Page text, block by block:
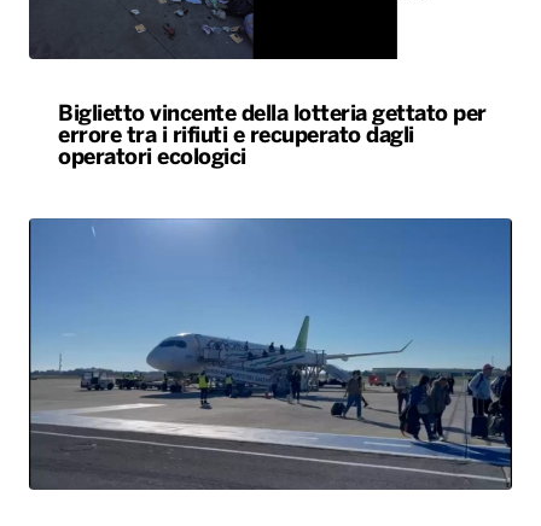
Biglietto vincente della lotteria gettato per
errore tra i rifiuti e recuperato dagli
operatori ecologici